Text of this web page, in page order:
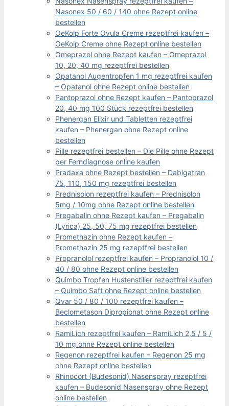
Nasonex 50 / 60 / 140 ohne Rezept online
bestellen
OeKolp Forte Ovula Creme rezeptfrei kaufen –
OeKolp Creme ohne Rezept online bestellen
Omeprazol ohne Rezept kaufen – Omeprazol
10, 20, 40 mg rezeptfrei bestellen
Opatanol Augentropfen 1 mg rezeptfrei kaufen
– Opatanol ohne Rezept online bestellen
Pantoprazol ohne Rezept kaufen – Pantoprazol
20, 40 mg 100 Stück rezeptfrei bestellen
Phenergan Elixir und Tabletten rezeptfrei
kaufen – Phenergan ohne Rezept online
bestellen
Pille rezeptfrei bestellen – Die Pille ohne Rezept
per Ferndiagnose online kaufen
Pradaxa ohne Rezept bestellen – Dabigatran
75, 110, 150 mg rezeptfrei bestellen
Prednisolon rezeptfrei kaufen – Prednisolon
5mg / 10mg ohne Rezept online bestellen
Pregabalin ohne Rezept kaufen – Pregabalin
(Lyrica) 25, 50, 75 mg rezeptfrei bestellen
Promethazin ohne Rezept kaufen –
Promethazin 25 mg rezeptfrei bestellen
Propranolol rezeptfrei kaufen – Propranolol 10 /
40 / 80 ohne Rezept online bestellen
Quimbo Tropfen Hustenstiller rezeptfrei kaufen
– Quimbo Saft ohne Rezept online bestellen
Qvar 50 / 80 / 100 rezeptfrei kaufen –
Beclometason Dipropionat ohne Rezept online
bestellen
RamiLich rezeptfrei kaufen – RamiLich 2,5 / 5 /
10 mg ohne Rezept online bestellen
Regenon rezeptfrei kaufen – Regenon 25 mg
ohne Rezept online bestellen
Rhinocort (Budesonid) Nasenspray rezeptfrei
kaufen – Budesonid Nasenspray ohne Rezept
online bestellen